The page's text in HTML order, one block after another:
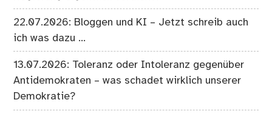
22.07.2026: Bloggen und KI – Jetzt schreib auch
ich was dazu …
13.07.2026: Toleranz oder Intoleranz gegenüber
Antidemokraten – was schadet wirklich unserer
Demokratie?